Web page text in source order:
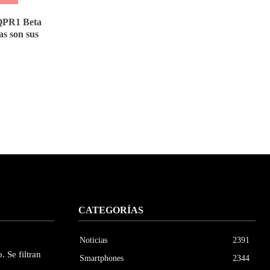
Beta
son sus
Se filtran
CATEGORÍAS
Noticias
2391
Smartphones
2344